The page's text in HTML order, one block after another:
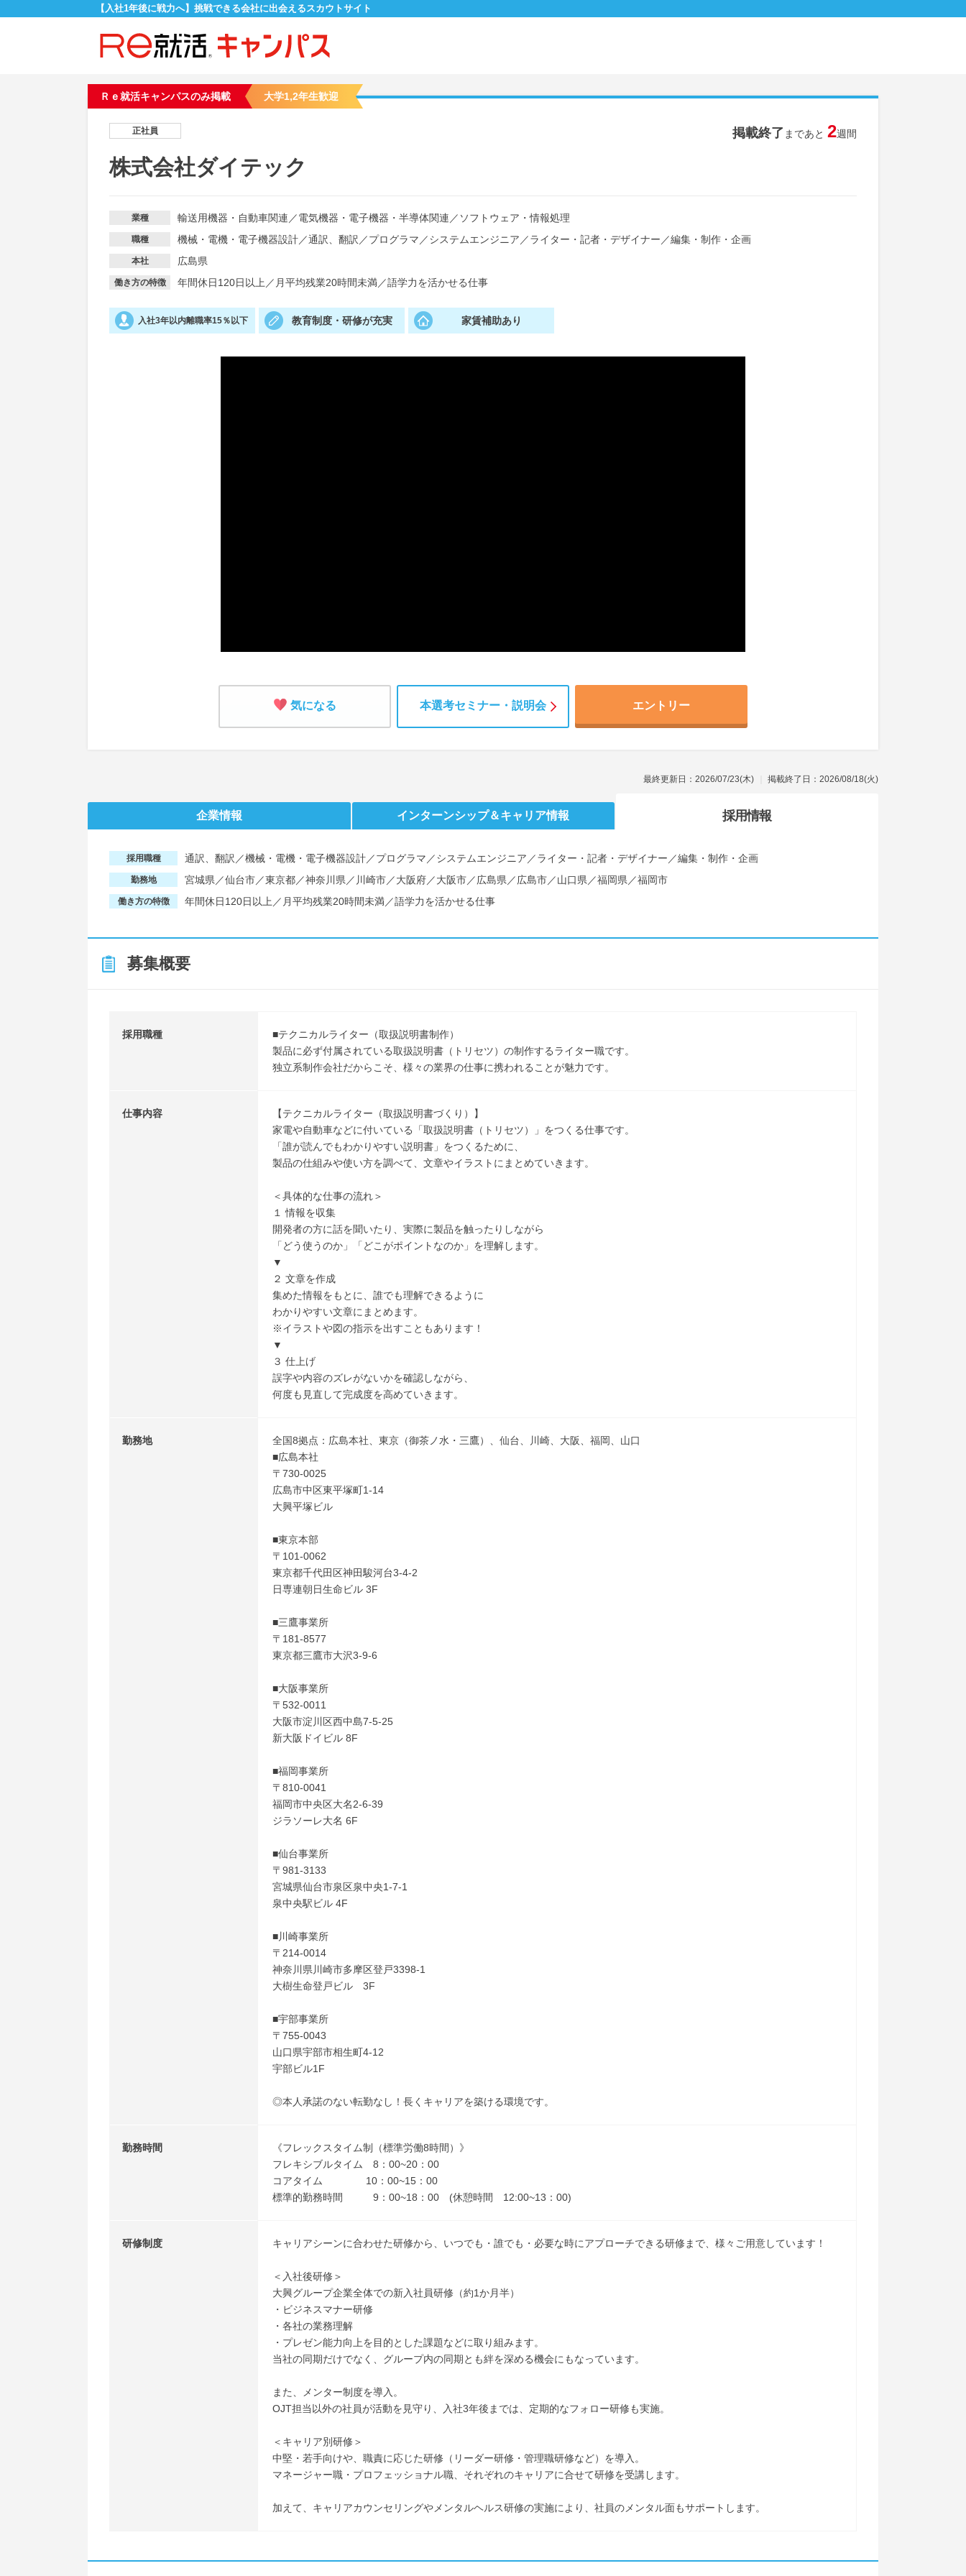
【入社1年後に戦力へ】挑戦できる会社に出会えるスカウトサイト
Ｒｅ就活キャンパスのみ掲載 大学1,2年生歓迎
正社員 掲載終了 まであと 2週間
株式会社ダイテック
業種 輸送用機器・自動車関連 ／電気機器・電子機器・半導体関連 ／ ソフトウェア・情報処理
職種 機械・電機・電子機器設計／通訳、翻訳 ／プログラマ ／システムエンジニア ／ライター・記者・デザイナー ／編集・制作・企画
本社 広島県
働き方の特徴 年間休日120日以上 ／ 月平均残業20時間未満／語学力を活かせる仕事
入社3年以内離職率15％以下 教育制度・研修が充実 家賃補助あり
気になる 本選考セミナー・説明会 エントリー
最終更新日：2026/07/23(木) 掲載終了日：2026/08/18(火)
企業情報 インターンシップ＆キャリア情報 採用情報
採用職種 通訳、翻訳／機械・電機・電子機器設計／プログラマ／システムエンジニア／ライター・記者・デザイナー／編集・制作・企画
勤務地 宮城県／仙台市／東京都／神奈川県／川崎市／大阪府／大阪市／広島県／広島市／山口県／福岡県／福岡市
働き方の特徴 年間休日120日以上／月平均残業20時間未満／語学力を活かせる仕事
募集概要
採用職種
■テクニカルライター（取扱説明書制作）
製品に必ず付属されている取扱説明書（トリセツ）の制作するライター職です。
独立系制作会社だからこそ、様々の業界の仕事に携われることが魅力です。
仕事内容
【テクニカルライター（取扱説明書づくり）】
家電や自動車などに付いている「取扱説明書（トリセツ）」をつくる仕事です。
「誰が読んでもわかりやすい説明書」をつくるために、
製品の仕組みや使い方を調べて、文章やイラストにまとめていきます。
＜具体的な仕事の流れ＞
１ 情報を収集
開発者の方に話を聞いたり、実際に製品を触ったりしながら
「どう使うのか」「どこがポイントなのか」を理解します。
▼
２ 文章を作成
集めた情報をもとに、誰でも理解できるように
わかりやすい文章にまとめます。
※イラストや図の指示を出すこともあります！
▼
３ 仕上げ
誤字や内容のズレがないかを確認しながら、
何度も見直して完成度を高めていきます。
勤務地
全国8拠点：広島本社、東京（御茶ノ水・三鷹）、仙台、川崎、大阪、福岡、山口
■広島本社
〒730-0025
広島市中区東平塚町1-14
大興平塚ビル
■東京本部
〒101-0062
東京都千代田区神田駿河台3-4-2
日専連朝日生命ビル 3F
■三鷹事業所
〒181-8577
東京都三鷹市大沢3-9-6
■大阪事業所
〒532-0011
大阪市淀川区西中島7-5-25
新大阪ドイビル 8F
■福岡事業所
〒810-0041
福岡市中央区大名2-6-39
ジラソーレ大名 6F
■仙台事業所
〒981-3133
宮城県仙台市泉区泉中央1-7-1
泉中央駅ビル 4F
■川崎事業所
〒214-0014
神奈川県川崎市多摩区登戸3398-1
大樹生命登戸ビル 3F
■宇部事業所
〒755-0043
山口県宇部市相生町4-12
宇部ビル1F
◎本人承諾のない転勤なし！長くキャリアを築ける環境です。
勤務時間
《フレックスタイム制（標準労働8時間）》
フレキシブルタイム 8：00~20：00
コアタイム 10：00~15：00
標準的勤務時間 9：00~18：00 (休憩時間 12:00~13：00)
研修制度 キャリアシーンに合わせた研修から、いつでも・誰でも・必要な時にアプローチできる研修まで、様々ご用意しています！
＜入社後研修＞
大興グループ企業全体での新入社員研修（約1か月半）
・ビジネスマナー研修
・各社の業務理解
・プレゼン能力向上を目的とした課題などに取り組みます。
当社の同期だけでなく、グループ内の同期とも絆を深める機会にもなっています。
また、メンター制度を導入。
OJT担当以外の社員が活動を見守り、入社3年後までは、定期的なフォロー研修も実施。
＜キャリア別研修＞
中堅・若手向けや、職責に応じた研修（リーダー研修・管理職研修など）を導入。
マネージャー職・プロフェッショナル職、それぞれのキャリアに合せて研修を受講します。
加えて、キャリアカウンセリングやメンタルヘルス研修の実施により、社員のメンタル面もサポートします。